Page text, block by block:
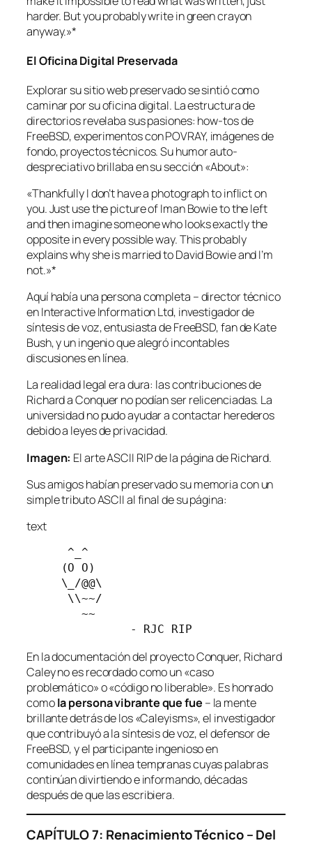
harder. But you probably write in green crayon
anyway.»*
El Oficina Digital Preservada
Explorar su sitio web preservado se sintió como
caminar por su oficina digital. La estructura de
directorios revelaba sus pasiones: how-tos de
FreeBSD, experimentos con POVRAY, imágenes de
fondo, proyectos técnicos. Su humor auto-
despreciativo brillaba en su sección «About»:
«Thankfully I don’t have a photograph to inflict on
you. Just use the picture of Iman Bowie to the left
and then imagine someone who looks exactly the
opposite in every possible way. This probably
explains why she is married to David Bowie and I’m
not.»*
Aquí había una persona completa – director técnico
en Interactive Information Ltd, investigador de
síntesis de voz, entusiasta de FreeBSD, fan de Kate
Bush, y un ingenio que alegró incontables
discusiones en línea.
La realidad legal era dura: las contribuciones de
Richard a Conquer no podían ser relicenciadas. La
universidad no pudo ayudar a contactar herederos
debido a leyes de privacidad.
Imagen: El arte ASCII RIP de la página de Richard.
Sus amigos habían preservado su memoria con un
simple tributo ASCII al final de su página:
text
      ^_^
     (O O)
     \_/@@\
      \\~~/
        ~~
               - RJC RIP
En la documentación del proyecto Conquer, Richard
Caley no es recordado como un «caso
problemático» o «código no liberable». Es honrado
comola persona vibrante que fue – la mente
brillante detrás de los «Caleyisms», el investigador
que contribuyó a la síntesis de voz, el defensor de
FreeBSD, y el participante ingenioso en
comunidades en línea tempranas cuyas palabras
continúan divirtiendo e informando, décadas
después de que las escribiera.
CAPÍTULO 7: Renacimiento Técnico – Del